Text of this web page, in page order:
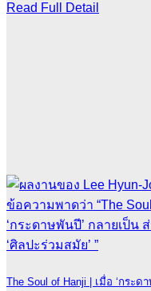
Read Full Detail
The Soul of Hanji | เมื่อ ‘กระ